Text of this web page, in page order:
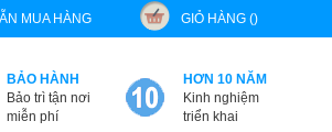
MUA HÀNG GIỎ HÀNG ()
BẢO HÀNH
Bảo trì tận nơi
miễn phí
HƠN 10 NĂM
Kinh nghiệm
triển khai